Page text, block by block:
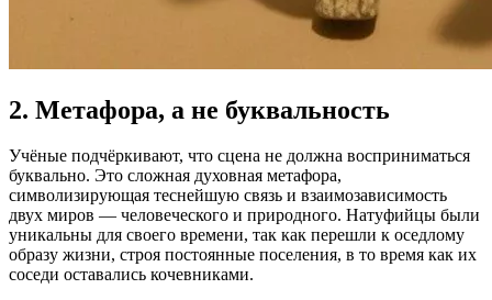
2. Метафора, а не буквальность
Учёные подчёркивают, что сцена не должна восприниматься
буквально. Это сложная духовная метафора,
символизирующая теснейшую связь и взаимозависимость
двух миров — человеческого и природного. Натуфийцы были
уникальны для своего времени, так как перешли к оседлому
образу жизни, строя постоянные поселения, в то время как их
соседи оставались кочевниками.